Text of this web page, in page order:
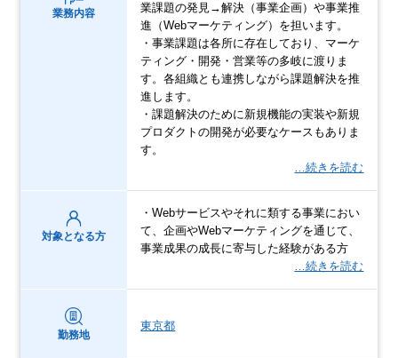
業務内容
業課題の発見→解決（事業企画）や事業推
進（Webマーケティング）を担います。
・事業課題は各所に存在しており、マーケ
ティング・開発・営業等の多岐に渡りま
す。各組織とも連携しながら課題解決を推
進します。
・課題解決のために新規機能の実装や新規
プロダクトの開発が必要なケースもありま
す。
…続きを読む
対象となる方
・Webサービスやそれに類する事業におい
て、企画やWebマーケティングを通じて、
事業成果の成長に寄与した経験がある方
…続きを読む
勤務地
東京都